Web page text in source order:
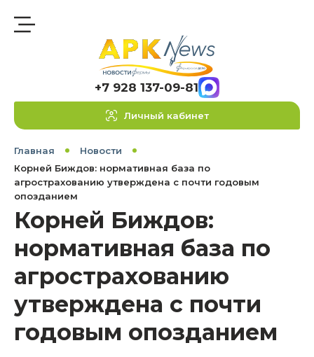
+7 928 137-09-81
Личный кабинет
Главная
Новости
Корней Биждов: нормативная база по
агрострахованию утверждена с почти годовым
опозданием
Корней Биждов:
нормативная база по
агрострахованию
утверждена с почти
годовым опозданием